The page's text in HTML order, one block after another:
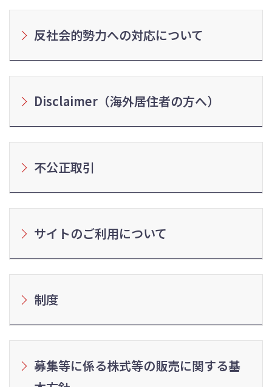
反社会的勢力への対応について
Disclaimer（海外居住者の方へ）
不公正取引
サイトのご利用について
制度
募集等に係る株式等の販売に関する基